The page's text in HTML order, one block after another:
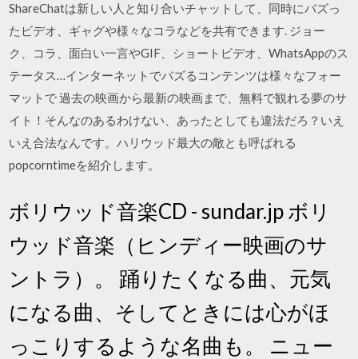
ShareChatは新しい人と知り合いチャットして、同時にバズっ
たビデオ、ギャグや様々なコラなどを共有できます. ジョー
ク、コラ、面白い一言やGIF、ショートビデオ、WhatsAppのス
テータス…インターネットでバズるコンテンツは様々なフォー
マットで 過去の映画から最新の映画まで、無料で観れる夢のサ
イト！そんなのあるわけない、あったとしても違法だろ？いえ
いえ合法なんです。ハリウッド最大の敵とも呼ばれる
popcorntimeを紹介します。
ボリウッド音楽CD - sundar.jp ボリ
ウッド音楽（ヒンディー映画のサ
ントラ）。 踊りたくなる曲、元気
になる曲、そしてときには心がほ
っこりするような名曲も。 ニュー